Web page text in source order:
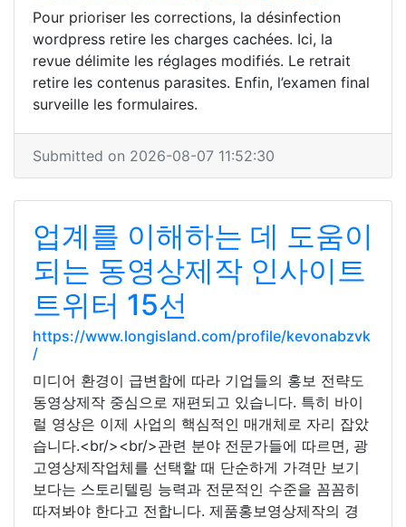
Pour prioriser les corrections, la désinfection
wordpress retire les charges cachées. Ici, la
revue délimite les réglages modifiés. Le retrait
retire les contenus parasites. Enfin, l’examen final
surveille les formulaires.
Submitted on 2026-08-07 11:52:30
업계를 이해하는 데 도움이
되는 동영상제작 인사이트
트위터 15선
https://www.longisland.com/profile/kevonabzvk
/
미디어 환경이 급변함에 따라 기업들의 홍보 전략도
동영상제작 중심으로 재편되고 있습니다. 특히 바이
럴 영상은 이제 사업의 핵심적인 매개체로 자리 잡았
습니다.<br/><br/>관련 분야 전문가들에 따르면, 광
고영상제작업체를 선택할 때 단순하게 가격만 보기
보다는 스토리텔링 능력과 전문적인 수준을 꼼꼼히
따져봐야 한다고 전합니다. 제품홍보영상제작의 경